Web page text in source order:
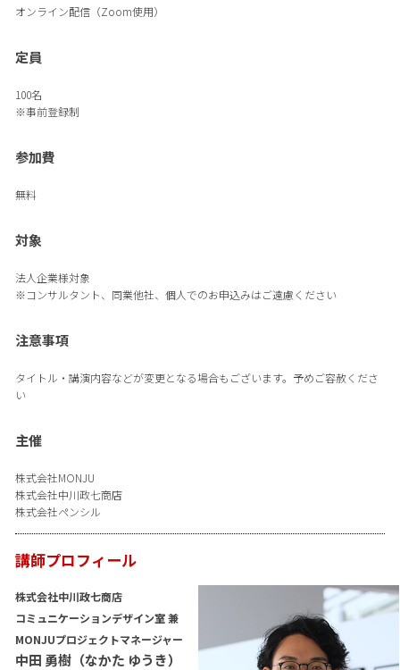
オンライン配信（Zoom使用）
定員
100名
※事前登録制
参加費
無料
対象
法人企業様対象
※コンサルタント、同業他社、個人でのお申込みはご遠慮ください
注意事項
タイトル・講演内容などが変更となる場合もございます。予めご容赦くださ
い
主催
株式会社MONJU
株式会社中川政七商店
株式会社ペンシル
講師プロフィール
株式会社中川政七商店
コミュニケーションデザイン室 兼
MONJUプロジェクトマネージャー
中田 勇樹（なかた ゆうき）